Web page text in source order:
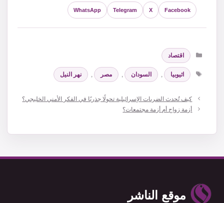
Facebook
X
Telegram
WhatsApp
التصنيفات
اقتصاد
الوسوم
اثيوبيا السودان مصر نهر النيل
كيف تُحدث الضربات الإسرائيلية تحولًا جذريًا في الفكر الأمني الخليجي؟
أزمة زواج أم أزمة مجتمعات؟
موقع الناشر